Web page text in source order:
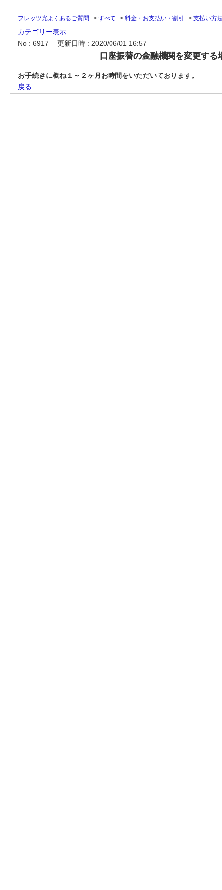
フレッツ光よくあるご質問 > すべて > 料金・お支払い・割引 > 支払い方
カテゴリー表示
No : 6917
更新日時 : 2020/06/01 16:57
口座振替の金融機関を変更す
お手続きに概ね１～２ヶ月お時間をいただいております。
戻る